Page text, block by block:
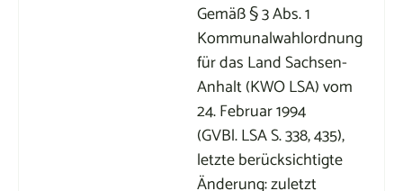
Gemäß § 3 Abs. 1
Kommunalwahlordnung
für das Land Sachsen-
Anhalt (KWO LSA) vom
24. Februar 1994
(GVBl. LSA S. 338, 435),
letzte berücksichtigte
Änderung: zuletzt